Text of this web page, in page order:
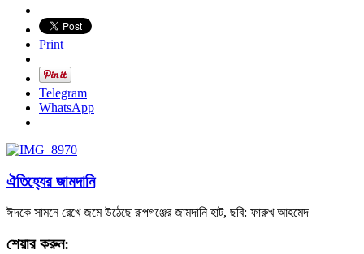
Print
Telegram
WhatsApp
ঐতিহ্যের জামদানি
ঈদকে সামনে রেখে জমে উঠেছে রূপগঞ্জের জামদানি হাট, ছবি: ফারুখ আহমেদ
শেয়ার করুন: